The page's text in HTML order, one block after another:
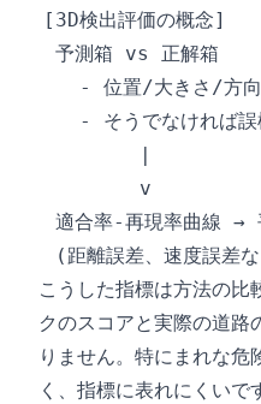
こうした指標は方法の比
クのスコアと実際の道路
りません。特にまれな危
く、指標に表れにくい